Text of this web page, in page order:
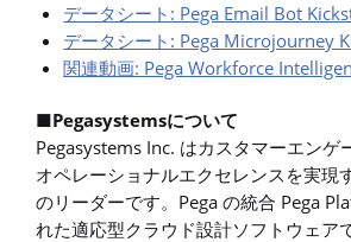
データシート: Pega Email Bot
データシート: Pega Microjourney
関連動画: Pega Workforce
■Pegasystemsについて
Pegasystems Inc. はカスタマーエンゲ
オペレーショナルエクセレンスを実現
のリーダーです。Pega の統合 Pega
れた適応型クラウド設計ソフトウェア